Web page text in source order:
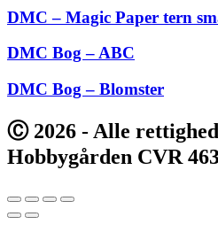
DMC – Magic Paper tern
DMC Bog – ABC
DMC Bog – Blomster
Ⓒ 2026 - Alle
Hobbygården CVR